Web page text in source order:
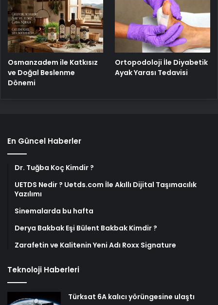
Osmanzadem ile Katkısız
ve Doğal Beslenme
Dönemi
Ortopodoloji İle Diyabetik
Ayak Yarası Tedavisi
En Güncel Haberler
Dr. Tuğba Koç Kimdir ?
UETDS Nedir ? Uetds.com İle Akıllı Dijital Taşımacılık
Yazılımı
Sinemalarda bu hafta
Derya Bakbak Eşi Bülent Bakbak Kimdir ?
Zarafetin ve Kalitenin Yeni Adı Roxx Signature
Teknoloji Haberleri
Türksat 6A kalıcı yörüngesine ulaştı